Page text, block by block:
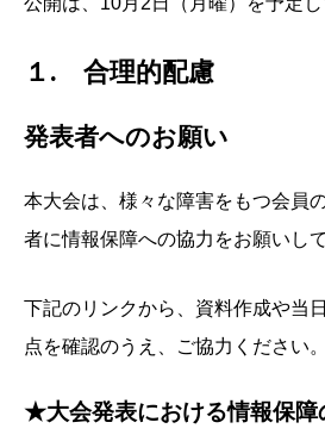
１. 合理的配慮
発表者へのお願い
本大会は、様々な障害をもつ会員
者に情報保障への協力をお願いし
下記のリンクから、資料作成や当
点を確認のうえ、ご協力ください。
★大会発表における情報保障